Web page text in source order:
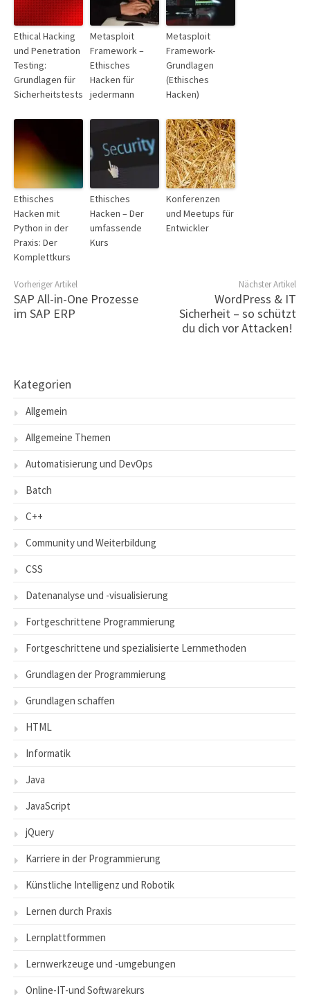
Ethical Hacking
und Penetration
Testing:
Grundlagen für
Sicherheitstests
Metasploit
Framework –
Ethisches
Hacken für
jedermann
Metasploit
Framework-
Grundlagen
(Ethisches
Hacken)
Ethisches
Hacken mit
Python in der
Praxis: Der
Komplettkurs
Ethisches
Hacken – Der
umfassende
Kurs
Konferenzen
und Meetups für
Entwickler
Vorheriger Artikel
SAP All-in-One Prozesse
im SAP ERP
Nächster Artikel
WordPress & IT
Sicherheit – so schützt
du dich vor Attacken!
Kategorien
Allgemein
Allgemeine Themen
Automatisierung und DevOps
Batch
C++
Community und Weiterbildung
CSS
Datenanalyse und -visualisierung
Fortgeschrittene Programmierung
Fortgeschrittene und spezialisierte Lernmethoden
Grundlagen der Programmierung
Grundlagen schaffen
HTML
Informatik
Java
JavaScript
jQuery
Karriere in der Programmierung
Künstliche Intelligenz und Robotik
Lernen durch Praxis
Lernplattformmen
Lernwerkzeuge und -umgebungen
Online-IT-und Softwarekurs